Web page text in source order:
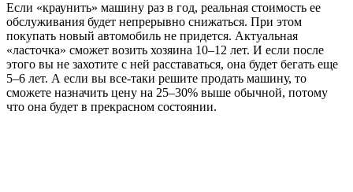
Если «краунить» машину раз в год, реальная стоимость ее
обслуживания будет непрерывно снижаться. При этом
покупать новый автомобиль не придется. Актуальная
«ласточка» сможет возить хозяина 10–12 лет. И если после
этого вы не захотите с ней расставаться, она будет бегать еще
5–6 лет. А если вы все-таки решите продать машину, то
сможете назначить цену на 25–30% выше обычной, потому
что она будет в прекрасном состоянии.